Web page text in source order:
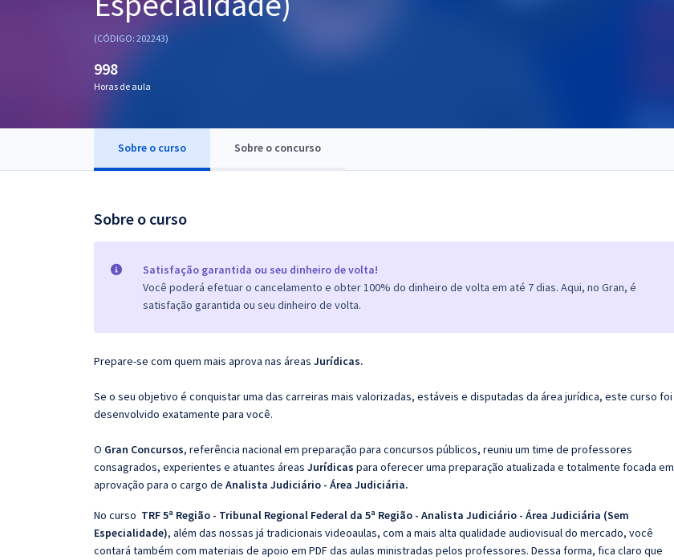
Questões grátis
(CÓDIGO: 202243)
998
Horas de aula
Sobre o curso Sobre o concurso
Sobre o curso
Satisfação garantida ou seu dinheiro de volta!
Você poderá efetuar o cancelamento e obter 100% do dinheiro de volta em até 7 dias. Aqui, no Gran, é
satisfação garantida ou seu dinheiro de volta.
Prepare-se com quem mais aprova nas áreas Jurídicas.
Se o seu objetivo é conquistar uma das carreiras mais valorizadas, estáveis e disputadas da área jurídica, este curso foi
desenvolvido exatamente para você.
O Gran Concursos, referência nacional em preparação para concursos públicos, reuniu um time de professores
consagrados, experientes e atuantes áreas Jurídicas para oferecer uma preparação atualizada e totalmente focada em
aprovação para o cargo de Analista Judiciário - Área Judiciária.
No curso TRF 5ª Região - Tribunal Regional Federal da 5ª Região - Analista Judiciário - Área Judiciária (Sem
Especialidade), além das nossas já tradicionais videoaulas, com a mais alta qualidade audiovisual do mercado, você
contará também com materiais de apoio em PDF das aulas ministradas pelos professores. Dessa forma, fica claro que